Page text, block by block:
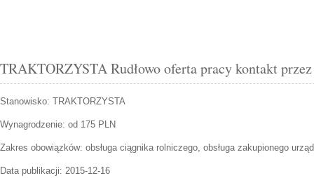
TRAKTORZYSTA Rudłowo oferta pracy kontakt
Stanowisko: TRAKTORZYSTA
Wynagrodzenie: od 175 PLN
Zakres obowiązków: obsługa ciągnika rolniczego, obsługa zakupionego
Data publikacji: 2015-12-16